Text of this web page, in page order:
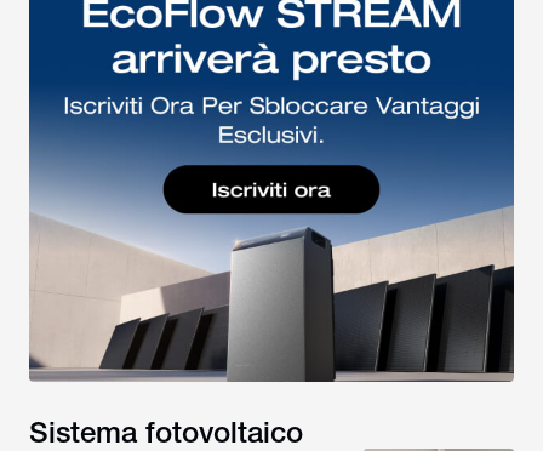
Sistema fotovoltaico